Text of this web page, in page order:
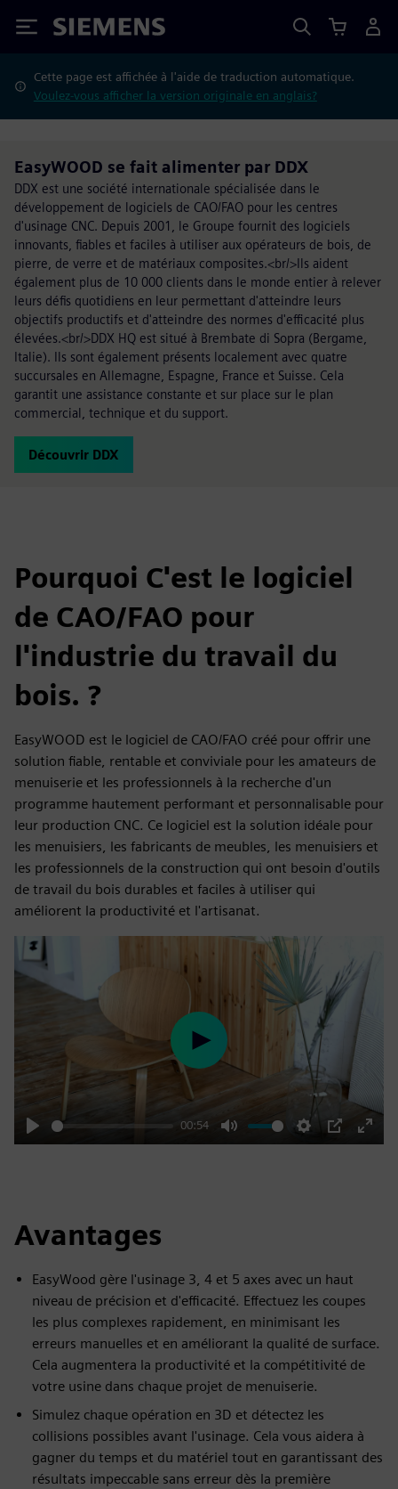
Siemens
Cette page est affichée à l'aide de traduction automatique.
Voulez-vous afficher la version originale en anglais?
EasyWOOD se fait alimenter par DDX
DDX est une société internationale spécialisée dans le
développement de logiciels de CAO/FAO pour les centres
d'usinage CNC. Depuis 2001, le Groupe fournit des logiciels
innovants, fiables et faciles à utiliser aux opérateurs de bois, de
pierre, de verre et de matériaux composites.<br/>Ils aident
également plus de 10 000 clients dans le monde entier à relever
leurs défis quotidiens en leur permettant d'atteindre leurs
objectifs productifs et d'atteindre des normes d'efficacité plus
élevées.<br/>DDX HQ est situé à Brembate di Sopra (Bergame,
Italie). Ils sont également présents localement avec quatre
succursales en Allemagne, Espagne, France et Suisse. Cela
garantit une assistance constante et sur place sur le plan
commercial, technique et du support.
Découvrir DDX
Pourquoi C'est le logiciel
de CAO/FAO pour
l'industrie du travail du
bois. ?
EasyWOOD est le logiciel de CAO/FAO créé pour offrir une
solution fiable, rentable et conviviale pour les amateurs de
menuiserie et les professionnels à la recherche d'un
programme hautement performant et personnalisable pour
leur production CNC. Ce logiciel est la solution idéale pour
les menuisiers, les fabricants de meubles, les menuisiers et
les professionnels de la construction qui ont besoin d'outils
de travail du bois durables et faciles à utiliser qui
améliorent la productivité et l'artisanat.
Play
00:54
Mute Settings
PIP
Enter
Play
Avantages
EasyWood gère l'usinage 3, 4 et 5 axes avec un haut
niveau de précision et d'efficacité. Effectuez les coupes
les plus complexes rapidement, en minimisant les
erreurs manuelles et en améliorant la qualité de surface.
Cela augmentera la productivité et la compétitivité de
votre usine dans chaque projet de menuiserie.
Simulez chaque opération en 3D et détectez les
collisions possibles avant l'usinage. Cela vous aidera à
gagner du temps et du matériel tout en garantissant des
résultats impeccable sans erreur dès la première